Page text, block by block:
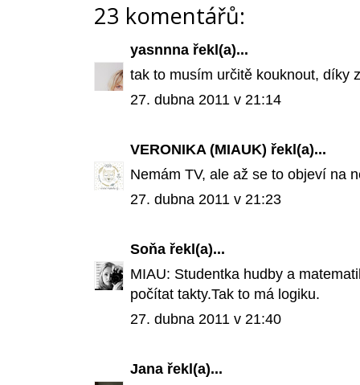
23 komentářů:
yasnnna řekl(a)...
tak to musím určitě kouknout, díky
27. dubna 2011 v 21:14
VERONIKA (MIAUK) řekl(a)...
Nemám TV, ale až se to objeví na
27. dubna 2011 v 21:23
Soňa řekl(a)...
MIAU: Studentka hudby a
počítat takty.Tak to má logiku.
27. dubna 2011 v 21:40
Jana řekl(a)...